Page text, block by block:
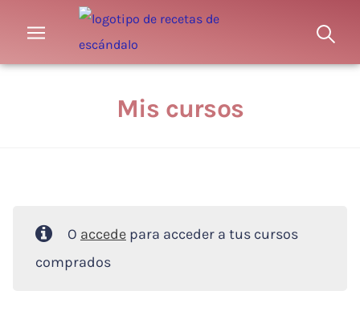
Mis cursos
O accedepara acceder a tus cursos
comprados